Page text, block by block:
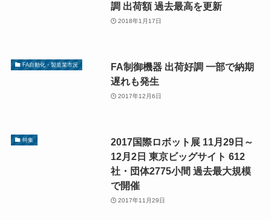
調 出荷額 過去最高を更新
2018年1月17日
FA自動化・製造業市況
FA制御機器 出荷好調 一部で納期
遅れも発生
2017年12月6日
特集
2017国際ロボット展 11月29日～
12月2日 東京ビッグサイト 612
社・団体2775小間 過去最大規模
で開催
2017年11月29日